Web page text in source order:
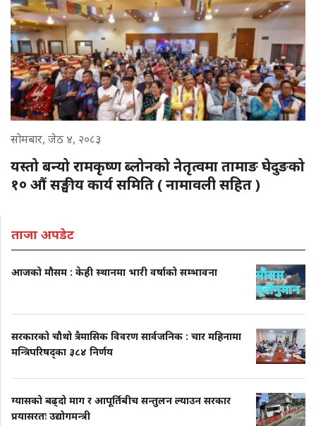
सोमबार, जेठ ४, २०८३
यस्तो बन्यो रामकृष्ण ब्लोनको नेतृत्वमा तामाङ घेदुङको
१० औं सङ्घीय कार्य समिति ( नामावली सहित )
ताजा अपडेट
आजको मौसम : केही स्थानमा भारी वर्षाको सम्भावना
सरकारको चौथो त्रैमासिक विवरण सार्वजनिक : चार महिनामा
मन्त्रिपरिषद्का ३८४ निर्णय
ग्यासको बढ्दो माग र आपूर्तिबीच सन्तुलन ल्याउन सरकार
प्रयासरतः उद्योगमन्त्री